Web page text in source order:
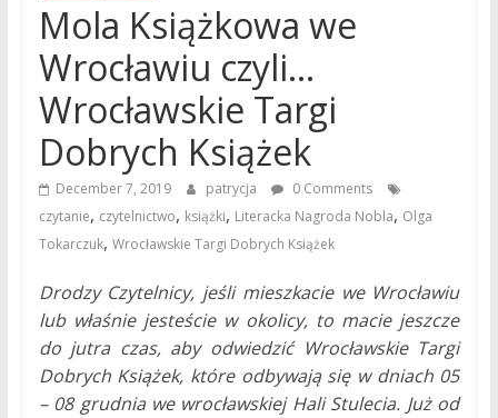
Mola Książkowa we
Wrocławiu czyli…
Wrocławskie Targi
Dobrych Książek
December 7, 2019 patrycja
0 Comments
czytanie, czytelnictwo, książki, Literacka Nagroda Nobla, Olga
Tokarczuk, Wrocławskie Targi Dobrych Książek
Drodzy Czytelnicy, jeśli mieszkacie we Wrocławiu
lub właśnie jesteście w okolicy, to macie jeszcze
do jutra czas, aby odwiedzić Wrocławskie Targi
Dobrych Książek, które odbywają się w dniach 05
– 08 grudnia we wrocławskiej Hali Stulecia. Już od